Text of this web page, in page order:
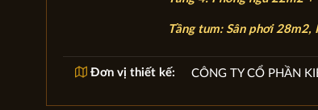
Tầng tum: Sân phơi
Đơn vị thiết kế: CÔNG TY CỔ PHẦN